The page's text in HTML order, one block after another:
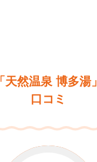
「天然温泉 博多湯」
口コミ